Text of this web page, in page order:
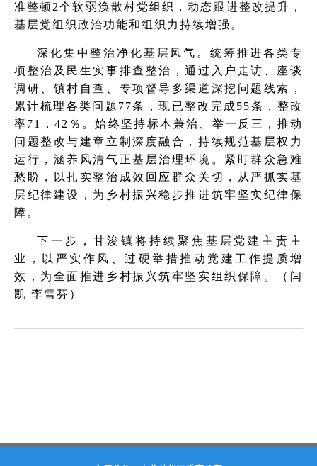
准整顿2个软弱涣散村党组织，动态跟进整改提升，
基层党组织政治功能和组织力持续增强。
深化集中整治净化基层风气。统筹推进各类专
项整治及民生实事排查整治，通过入户走访、座谈
调研、镇村自查、专项督导多渠道深挖问题线索，
累计梳理各类问题77条，现已整改完成55条，整改
率71．42％。始终坚持标本兼治、举一反三，推动
问题整改与建章立制深度融合，持续规范基层权力
运行，涵养风清气正基层治理环境。紧盯群众急难
愁盼，以扎实整治成效回应群众关切，从严抓实基
层纪律建设，为乡村振兴稳步推进筑牢坚实纪律保
障。
下一步，甘浚镇将持续聚焦基层党建主责主
业，以严实作风、过硬举措推动党建工作提质增
效，为全面推进乡村振兴筑牢坚实组织保障。（闫
凯 李雪芬）